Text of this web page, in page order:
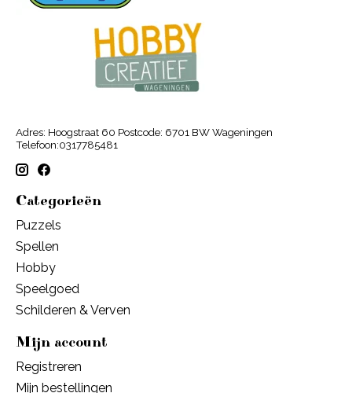
Adres: Hoogstraat 60 Postcode: 6701 BW Wageningen
Telefoon:0317785481
Categorieën
Puzzels
Spellen
Hobby
Speelgoed
Schilderen & Verven
Mijn account
Registreren
Mijn bestellingen